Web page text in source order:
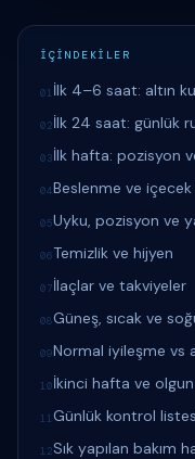
İÇİNDEKİLER
01İlk 4–6 saat: altın
02İlk 24 saat: günlük
03İlk hafta: pozisyon
04Beslenme ve
05Uyku, pozisyon ve
06Temizlik ve hijyen
07İlaçlar ve takviyeler
08Güneş, sıcak ve
09Normal iyileşme vs
10İkinci hafta ve
11Günlük kontrol
12Sık yapılan bakım